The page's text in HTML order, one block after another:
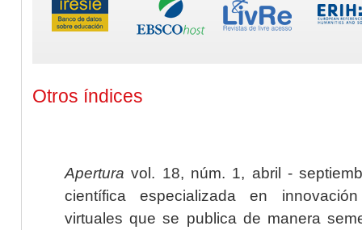
Otros índices
Apertura vol. 18, núm. 1, abril -
científica especializada en
virtuales que se publica de manera